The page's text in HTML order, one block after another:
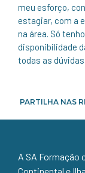
meu esforço,
estagiar, com a
na área. Só
disponibilidade
todas as
PARTILHA NAS
A SA Formação
Continental e